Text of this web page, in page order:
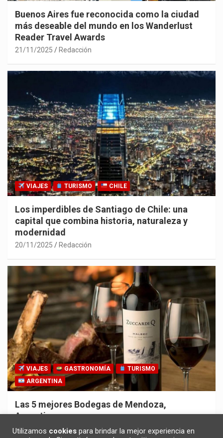
Buenos Aires fue reconocida como la ciudad
más deseable del mundo en los Wanderlust
Reader Travel Awards
21/11/2025 Redacción
VIAJES TURISMO CHILE
Los imperdibles de Santiago de Chile: una
capital que combina historia, naturaleza y
modernidad
20/11/2025 Redacción
VIAJES GASTRONOMÍA
TURISMO
ARGENTINA
Las 5 mejores Bodegas de Mendoza,
Argentina
30/10/2025 Redacción
Utilizamos cookies para brindar la mejor experiencia en